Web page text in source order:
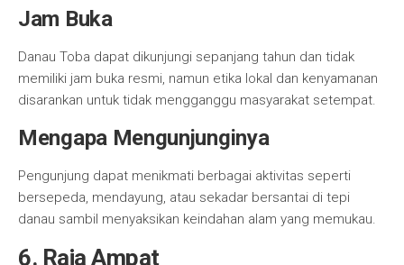
Jam Buka
Danau Toba dapat dikunjungi sepanjang tahun dan tidak
memiliki jam buka resmi, namun etika lokal dan kenyamanan
disarankan untuk tidak mengganggu masyarakat setempat.
Mengapa Mengunjunginya
Pengunjung dapat menikmati berbagai aktivitas seperti
bersepeda, mendayung, atau sekadar bersantai di tepi
danau sambil menyaksikan keindahan alam yang memukau.
6. Raja Ampat